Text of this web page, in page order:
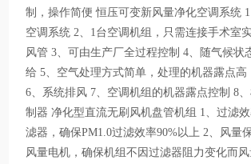
制，操作简便 恒压可变新风量净化空调系统
空调系统 2、1台空调机组，只需连接手术室
风管 3、可由生产厂全过程控制 4、随气候状
给 5、空气处理方式简单，处理的机器露点高
6、系统排风 7、空调机组的机器露点控制 8
制器 净化型直流无刷风机盘管机组 1、过滤
滤器，确保PM1.0过滤效率90%以上 2、风量
风量电机，确保机组不因过滤器阻力变化而